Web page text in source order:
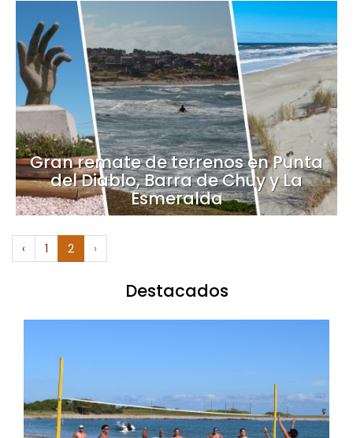
Gran remate de terrenos en Punta
del Diablo, Barra de Chuy y La
Esmeralda
‹ 1 2 ›
Destacados